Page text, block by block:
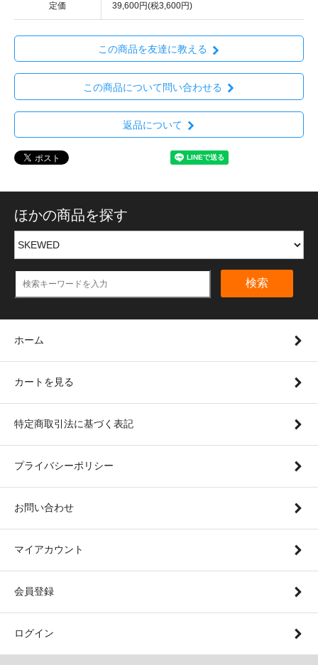
定価 39,600円(税3,600円)
この商品を友達に教える
この商品について問い合わせる
返品について
ほかの商品を探す
検索
ホーム
カートを見る
特定商取引法に基づく表記
プライバシーポリシー
お問い合わせ
マイアカウント
会員登録
ログイン